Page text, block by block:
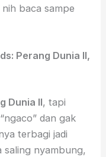
baca sampe
Perang Dunia II,
Dunia II, tapi
dan gak
terbagi jadi
saling nyambung,